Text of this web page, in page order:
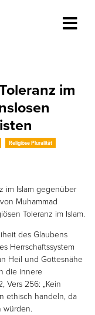
im
Religiöse Pluralität
im Islam gegenüber
Muhammad
Toleranz im Islam.
des Glaubens
Herrschaftssystem
Heil und Gottesnähe
die innere
Vers 256: „Kein
ethisch handeln, da
würden.